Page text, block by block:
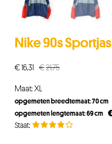
Nike 90s Sportjas
€21,75Oorspronkelijke
€21,75.
€16,31
Huidige
€16,31.
Maat: XL
opgemeten breedtemaat: 70 cm
opgemeten lengtemaat: 69 cm